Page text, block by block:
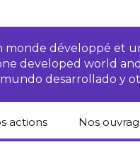
monde développé et
developed world
desarrollado y
actions Nos